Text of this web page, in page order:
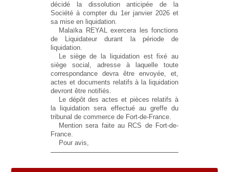
décidé la dissolution anticipée de la
Société à compter du 1er janvier 2026 et
sa mise en liquidation.
Malaïka REYAL exercera les fonctions
de Liquidateur durant la période de
liquidation.
Le siège de la liquidation est fixé au
siège social, adresse à laquelle toute
correspondance devra être envoyée, et,
actes et documents relatifs à la liquidation
devront être notifiés.
Le dépôt des actes et pièces relatifs à
la liquidation sera effectué au greffe du
tribunal de commerce de Fort-de-France.
Mention sera faite au RCS de Fort-de-
France.
Pour avis,